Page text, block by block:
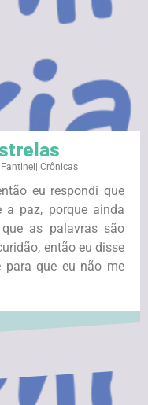
Crônicas
eu respondi que
paz, porque ainda
as palavras são
então eu disse
que eu não me